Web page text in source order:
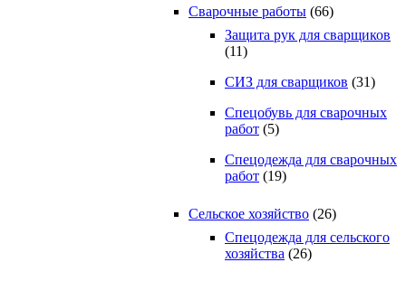
Сварочные работы (66)
Защита рук для сварщиков
(11)
СИЗ для сварщиков (31)
Спецобувь для сварочных
работ (5)
Спецодежда для сварочных
работ (19)
Сельское хозяйство (26)
Спецодежда для сельского
хозяйства (26)